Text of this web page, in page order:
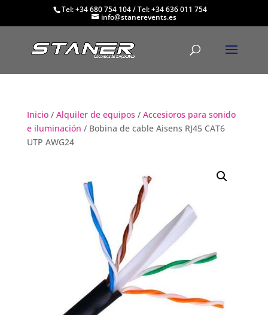
Tel: +34 680 754 104/Tel: +34 636 011 754
info@stanerevents.es
Inicio/ Alquiler de equipos / Accesioros para sonido
e iluminación / Bobina de cable Aisens RJ45 CAT6
UTP AWG24